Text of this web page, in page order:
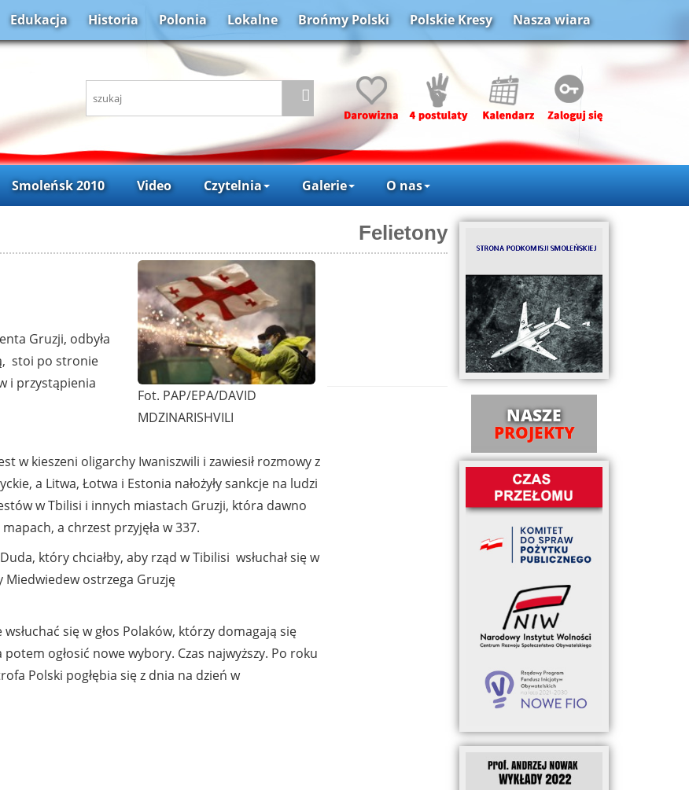
Edukacja Historia Polonia Lokalne Brońmy Polski Polskie Kresy Nasza wiara
Smoleńsk 2010 Video Czytelnia Galerie O nas
Felietony
Gruzji, odbyła
stoi po stronie
i przystąpienia
Fot. PAP/EPA/DAVID
MDZINARISHVILI
w kieszeni oligarchy Iwaniszwili i zawiesił rozmowy z
a Litwa, Łotwa i Estonia nałożyły sankcje na ludzi
w Tbilisi i innych miastach Gruzji, która dawno
a chrzest przyjęła w 337.
który chciałby, aby rząd w Tibilisi wsłuchał się w
Miedwiedew ostrzega Gruzję
się w głos Polaków, którzy domagają się
ogłosić nowe wybory. Czas najwyższy. Po roku
Polski pogłębia się z dnia na dzień w
NASZE
PROJEKTY